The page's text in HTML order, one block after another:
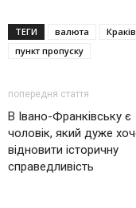
ТЕГИ валюта
пункт пропуску
попередня стаття
В Івано-Франківську є
чоловік, який дуже
відновити історичну
справедливість